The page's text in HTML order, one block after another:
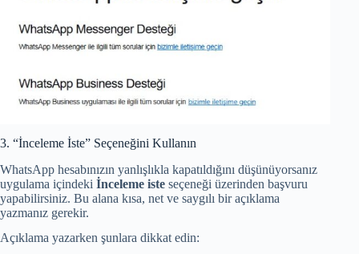
3. “İnceleme İste” Seçeneğini Kullanın
WhatsApp hesabınızın yanlışlıkla kapatıldığını düşünüyorsanız
uygulama içindeki İnceleme iste seçeneği üzerinden başvuru
yapabilirsiniz. Bu alana kısa, net ve saygılı bir açıklama
yazmanız gerekir.
Açıklama yazarken şunlara dikkat edin: